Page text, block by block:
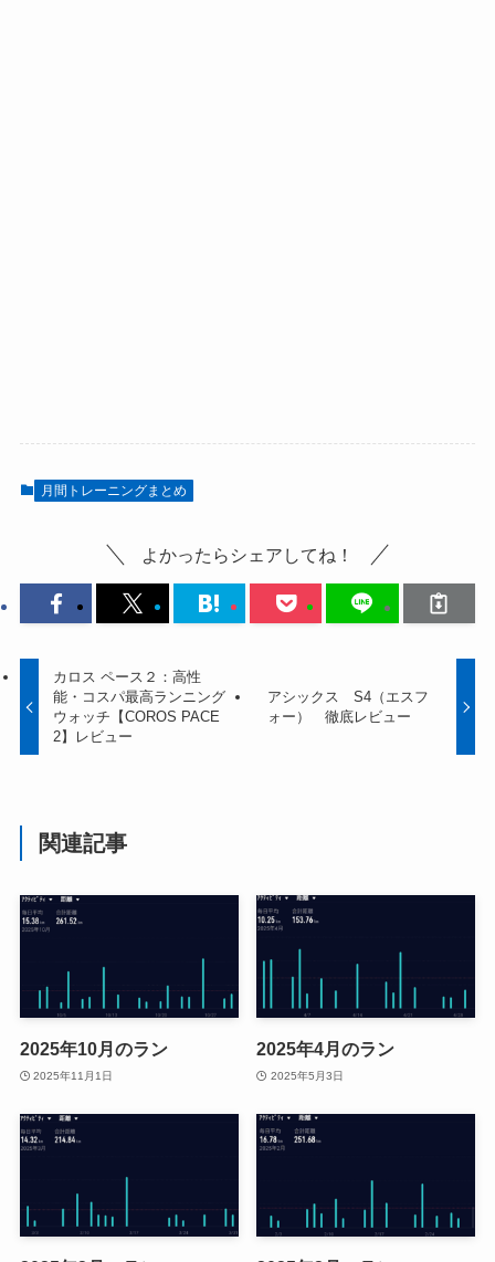
月間トレーニングまとめ
よかったらシェアしてね！
カロス ペース２：高性
能・コスパ最高ランニング
ウォッチ【COROS PACE
2】レビュー
アシックス S4（エスフ
ォー） 徹底レビュー
関連記事
2025年10月のラン
2025年11月1日
2025年4月のラン
2025年5月3日